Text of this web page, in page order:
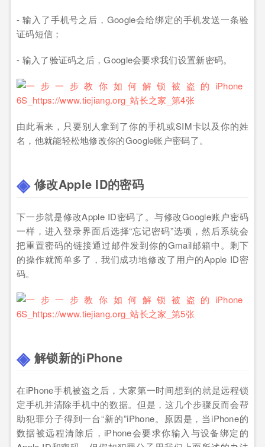
- 输入了手机号之后，Google会给绑定的手机发送一条验
证码短信；
- 输入了验证码之后，Google会要求我们设置新密码。
由此看来，只要别人拿到了你的手机或SIM卡以及你的姓
名，他就能轻松地修改你的Google账户密码了。
修改Apple ID的密码
下一步就是修改Apple ID密码了。与修改Google账户密码
一样，进入登录界面后选择“忘记密码”选项，然后系统会
把重置密码的链接通过邮件发到你的Gmail邮箱中。剩下
的操作就简单多了，我们成功地修改了用户的Apple ID密
码。
解锁新的iPhone
在iPhone手机被盗之后，大家第一时间想到的就是远程锁
定手机并清除手机中的数据。但是，这几个步骤反而会帮
助犯罪分子得到一台“新的”iPhone。原因是，当iPhone的
数据被远程清除后，iPhone会要求你输入与设备绑定的